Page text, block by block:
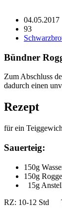
04.05.2017
93
Bündner
Zum Abschluss
dadurch einen
Rezept
für ein
Sauerteig:
150g
150g
15g
RZ: 10-12 Std